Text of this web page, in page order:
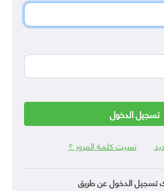
تسجيل الدخول
نسيت كلمة المرور ؟
تسجيل الدخول عن طريق